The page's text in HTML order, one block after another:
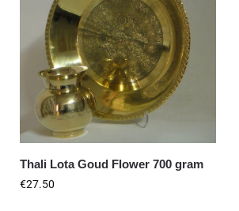
Thali Lota Goud Flower 700 gram
€27.50